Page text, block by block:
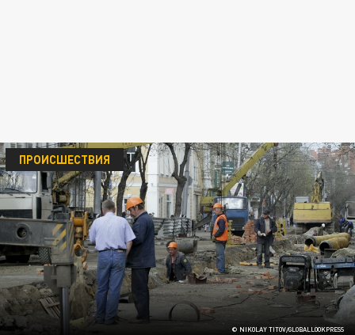
© NIKOLAY TITOV/GLOBALLOOKPRESS
ПРОИСШЕСТВИЯ